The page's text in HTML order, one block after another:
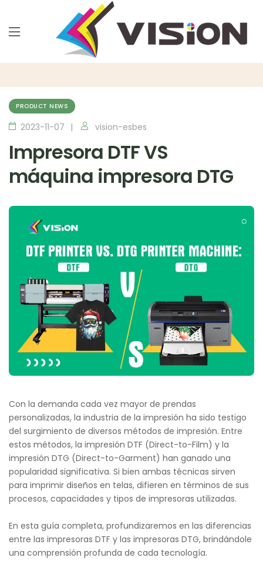
PRODUCT NEWS
2023-11-07 vision-esbes
Impresora DTF VS
máquina impresora DTG
Con la demanda cada vez mayor de prendas
personalizadas, la industria de la impresión ha sido testigo
del surgimiento de diversos métodos de impresión. Entre
estos métodos, la impresión DTF (Direct-to-Film) y la
impresión DTG (Direct-to-Garment) han ganado una
popularidad significativa. Si bien ambas técnicas sirven
para imprimir diseños en telas, difieren en términos de sus
procesos, capacidades y tipos de impresoras utilizadas.
En esta guía completa, profundizaremos en las diferencias
entre las impresoras DTF y las impresoras DTG, brindándole
una comprensión profunda de cada tecnología.